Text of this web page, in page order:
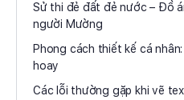
Sử thi đẻ đất đẻ nước – Đồ
người Mường
Phong cách thiết kế cá
hoay
Các lỗi thường gặp khi vẽ